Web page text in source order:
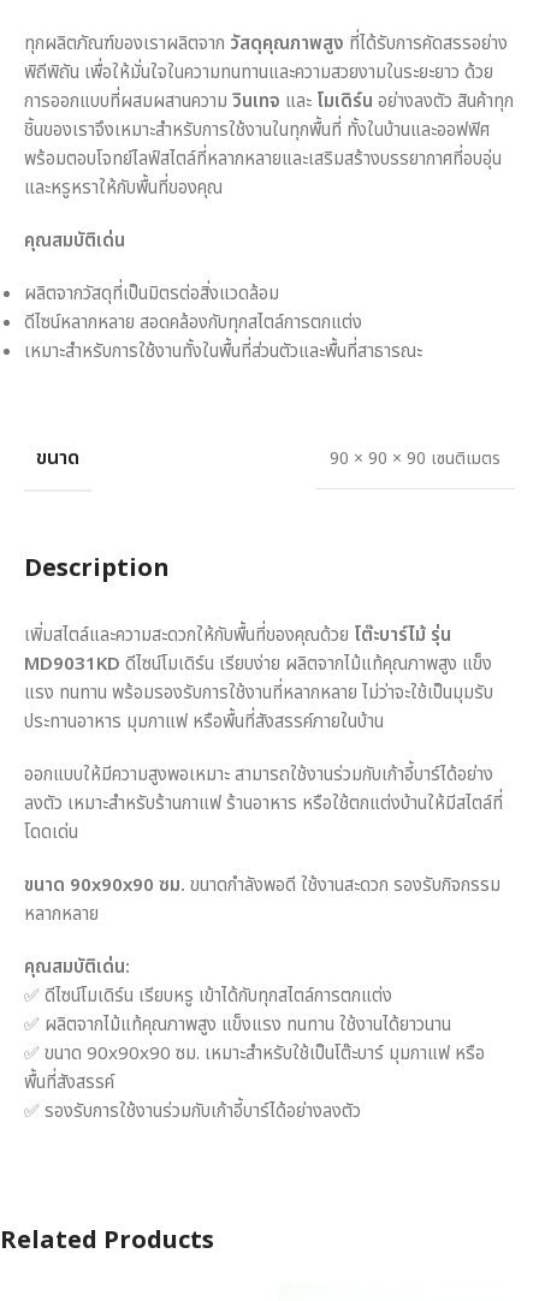
ทุกผลิตภัณฑ์ของเราผลิตจาก วัสดุคุณภาพสูง ที่ได้รับการคัดสรรอย่าง
พิถีพิถัน เพื่อให้มั่นใจในความทนทานและความสวยงามในระยะยาว ด้วย
การออกแบบที่ผสมผสานความ วินเทจ และ โมเดิร์น อย่างลงตัว สินค้าทุก
ชิ้นของเราจึงเหมาะสำหรับการใช้งานในทุกพื้นที่ ทั้งในบ้านและออฟฟิศ
พร้อมตอบโจทย์ไลฟ์สไตล์ที่หลากหลายและเสริมสร้างบรรยากาศที่อบอุ่น
และหรูหราให้กับพื้นที่ของคุณ
คุณสมบัติเด่น
ผลิตจากวัสดุที่เป็นมิตรต่อสิ่งแวดล้อม
ดีไซน์หลากหลาย สอดคล้องกับทุกสไตล์การตกแต่ง
เหมาะสำหรับการใช้งานทั้งในพื้นที่ส่วนตัวและพื้นที่สาธารณะ
ขนาด 90 × 90 × 90 เซนติเมตร
Description
เพิ่มสไตล์และความสะดวกให้กับพื้นที่ของคุณด้วย โต๊ะบาร์ไม้ รุ่น
MD9031KD ดีไซน์โมเดิร์น เรียบง่าย ผลิตจากไม้แท้คุณภาพสูง แข็ง
แรง ทนทาน พร้อมรองรับการใช้งานที่หลากหลาย ไม่ว่าจะใช้เป็นมุมรับ
ประทานอาหาร มุมกาแฟ หรือพื้นที่สังสรรค์ภายในบ้าน
ออกแบบให้มีความสูงพอเหมาะ สามารถใช้งานร่วมกับเก้าอี้บาร์ได้อย่าง
ลงตัว เหมาะสำหรับร้านกาแฟ ร้านอาหาร หรือใช้ตกแต่งบ้านให้มีสไตล์ที่
โดดเด่น
ขนาด 90x90x90 ซม. ขนาดกำลังพอดี ใช้งานสะดวก รองรับกิจกรรม
หลากหลาย
คุณสมบัติเด่น:
✅ ดีไซน์โมเดิร์น เรียบหรู เข้าได้กับทุกสไตล์การตกแต่ง
✅ ผลิตจากไม้แท้คุณภาพสูง แข็งแรง ทนทาน ใช้งานได้ยาวนาน
✅ ขนาด 90x90x90 ซม. เหมาะสำหรับใช้เป็นโต๊ะบาร์ มุมกาแฟ หรือ
พื้นที่สังสรรค์
✅ รองรับการใช้งานร่วมกับเก้าอี้บาร์ได้อย่างลงตัว
Related Products